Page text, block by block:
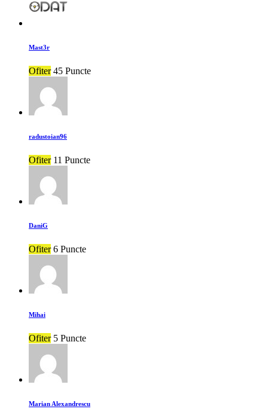
Mast3r
Ofiter 45 Puncte
radustoian96
Ofiter 11 Puncte
DaniG
Ofiter 6 Puncte
Mihai
Ofiter 5 Puncte
Marian Alexandrescu